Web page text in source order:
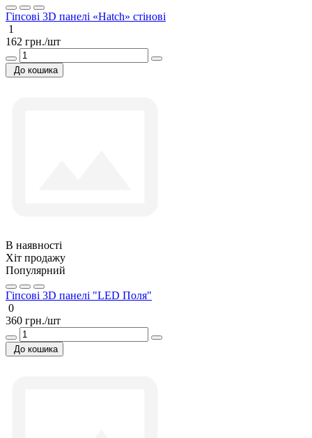
Гіпсові 3D панелі «Hatch» стінові
1
162 грн./шт
До кошика
В наявності
Хіт продажу
Популярний
Гіпсові 3D панелі "LED Поля"
0
360 грн./шт
До кошика